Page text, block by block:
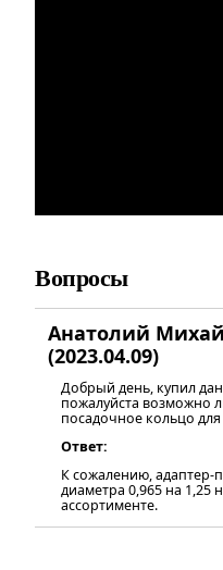
Вопросы
Анатолий
(2023.04.09)
Добрый день, купил
пожалуйста возможно
посадочное кольцо
Ответ:
К сожалению, адаптер-
диаметра 0,965 на 1,25
ассортименте.